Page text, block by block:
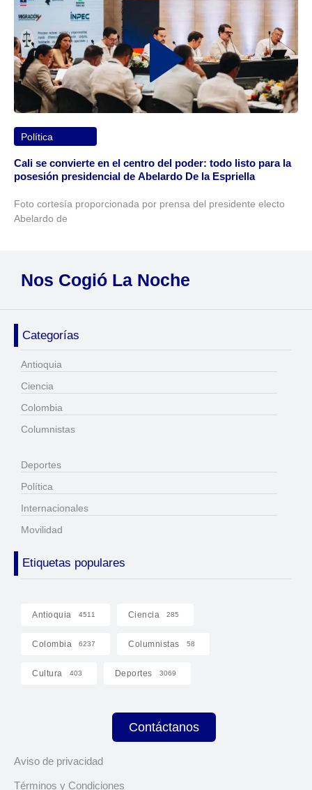
Política
Cali se convierte en el centro del poder: todo listo para la
posesión presidencial de Abelardo De la Espriella
Foto cortesía proporcionada por prensa del presidente electo
Abelardo de
Nos Cogió La Noche
Categorías
Antioquia
Ciencia
Colombia
Columnistas
Deportes
Política
Internacionales
Movilidad
Etiquetas populares
Antioquia 4511 Ciencia 285
Colombia 6237 Columnistas 58
Cultura 403 Deportes 3069
Contáctanos
Aviso de privacidad
Términos y Condiciones